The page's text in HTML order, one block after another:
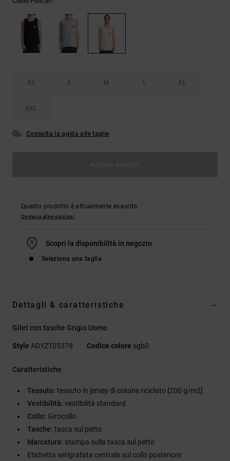
alle
domande
frequenti e
accedi al
XS S M L XL
XXL
Consulta la guida alle taglie
Questo prodotto è attualmente esaurito.
Compra altre opzioni
Scopri la disponibilità in negozio
Seleziona una taglia
Dettagli & caratteristiche
Gilet con tasche Grigio Uomo
Style ADYZT05378 Codice colore sgb0
Caratteristiche
Tessuto: tessuto in jersey di cotone riciclato [200 g/m2]
Vestibilità: vestibilità standard
Collo: Girocollo
Tasche: tasca sul petto
Marcatura: stampa sulla tasca sul petto
Etichetta serigrafata centrale sul collo posteriore